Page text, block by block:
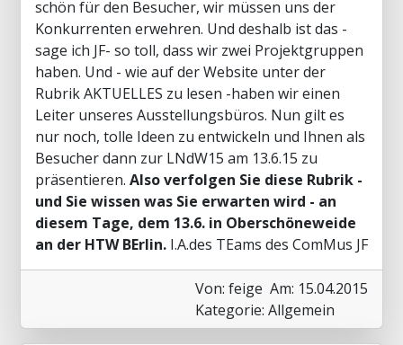
schön für den Besucher, wir müssen uns der
Konkurrenten erwehren. Und deshalb ist das -
sage ich JF- so toll, dass wir zwei Projektgruppen
haben. Und - wie auf der Website unter der
Rubrik AKTUELLES zu lesen -haben wir einen
Leiter unseres Ausstellungsbüros. Nun gilt es
nur noch, tolle Ideen zu entwickeln und Ihnen als
Besucher dann zur LNdW15 am 13.6.15 zu
präsentieren. Also verfolgen Sie diese Rubrik -
und Sie wissen was Sie erwarten wird - an
diesem Tage, dem 13.6. in Oberschöneweide
an der HTW BErlin. I.A.des TEams des ComMus JF
Von: feige Am: 15.04.2015
Kategorie: Allgemein